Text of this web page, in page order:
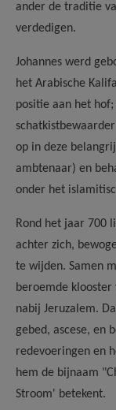
ander de traditie
verdedigen.
Johannes werd
het Arabische
positie aan het
op in deze
ambtenaar) en
onder het
Rond het jaar 700
achter zich,
te wijden. Samen
beroemde klooster
nabij Jeruzalem.
gebed, ascese, en
redevoeringen en
hem de bijnaam
Stroom' betekent.